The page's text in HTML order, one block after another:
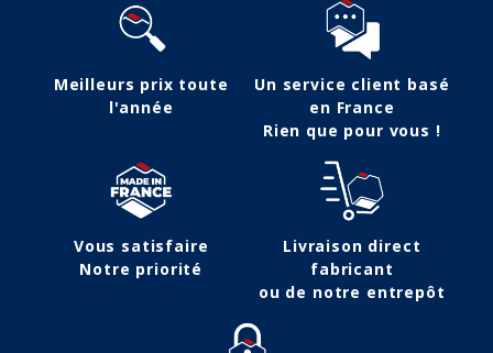
Meilleurs prix toute
l'année
Un service client basé
en France
Rien que pour vous !
Vous satisfaire
Notre priorité
Livraison direct
fabricant
ou de notre entrepôt